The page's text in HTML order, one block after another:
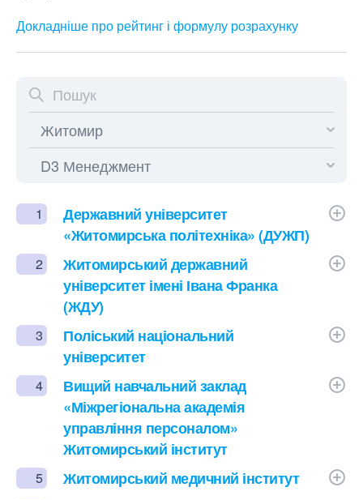
Докладніше про рейтинг і формулу розрахунку
1
Державний університет
«Житомирська політехніка» (ДУЖП)
2
Житомирський державний
університет імені Івана Франка
(ЖДУ)
3
Поліський національний
університет
4
Вищий навчальний заклад
«Міжрегіональна академія
управління персоналом»
Житомирський інститут
5 Житомирський медичний інститут